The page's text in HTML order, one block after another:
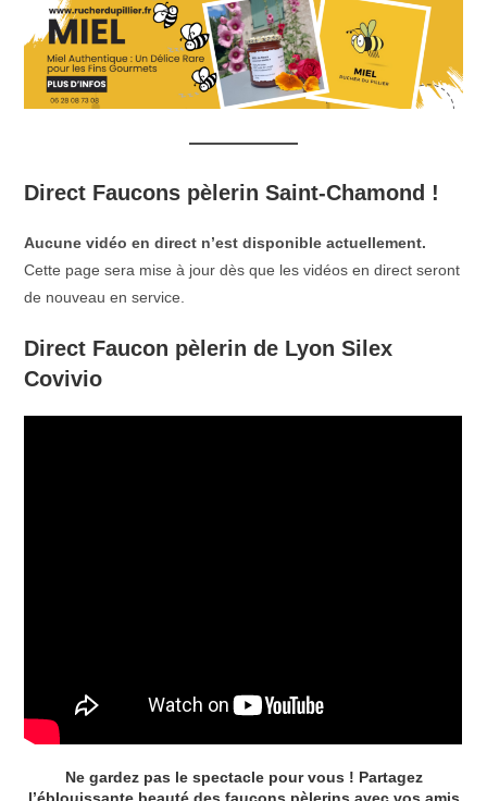
Direct Faucons pèlerin Saint-Chamond !
Aucune vidéo en direct n’est disponible actuellement.
Cette page sera mise à jour dès que les vidéos en direct seront
de nouveau en service.
Direct Faucon pèlerin de Lyon Silex
Covivio
Ne gardez pas le spectacle pour vous ! Partagez
l’éblouissante beauté des faucons pèlerins avec vos amis